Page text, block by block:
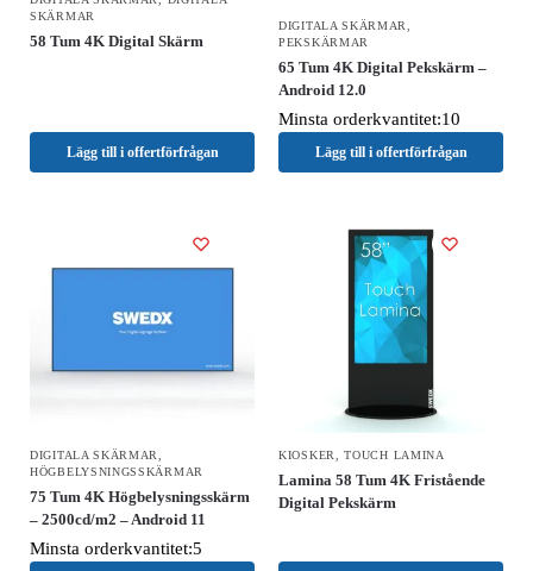
SKÄRMAR
58 Tum 4K Digital Skärm
Lägg till i offertförfrågan
DIGITALA SKÄRMAR
PEKSKÄRMAR
65 Tum 4K Digital Pekskärm –
Android 12.0
Minsta orderkvantitet:10
Lägg till i offertförfrågan
DIGITALA SKÄRMAR
HÖGBELYSNINGSSKÄRMAR
75 Tum 4K Högbelysningsskärm
– 2500cd/m2 – Android 11
Minsta orderkvantitet:5
KIOSKER ,TOUCH LAMINA
Lamina 58 Tum 4K Fristående
Digital Pekskärm